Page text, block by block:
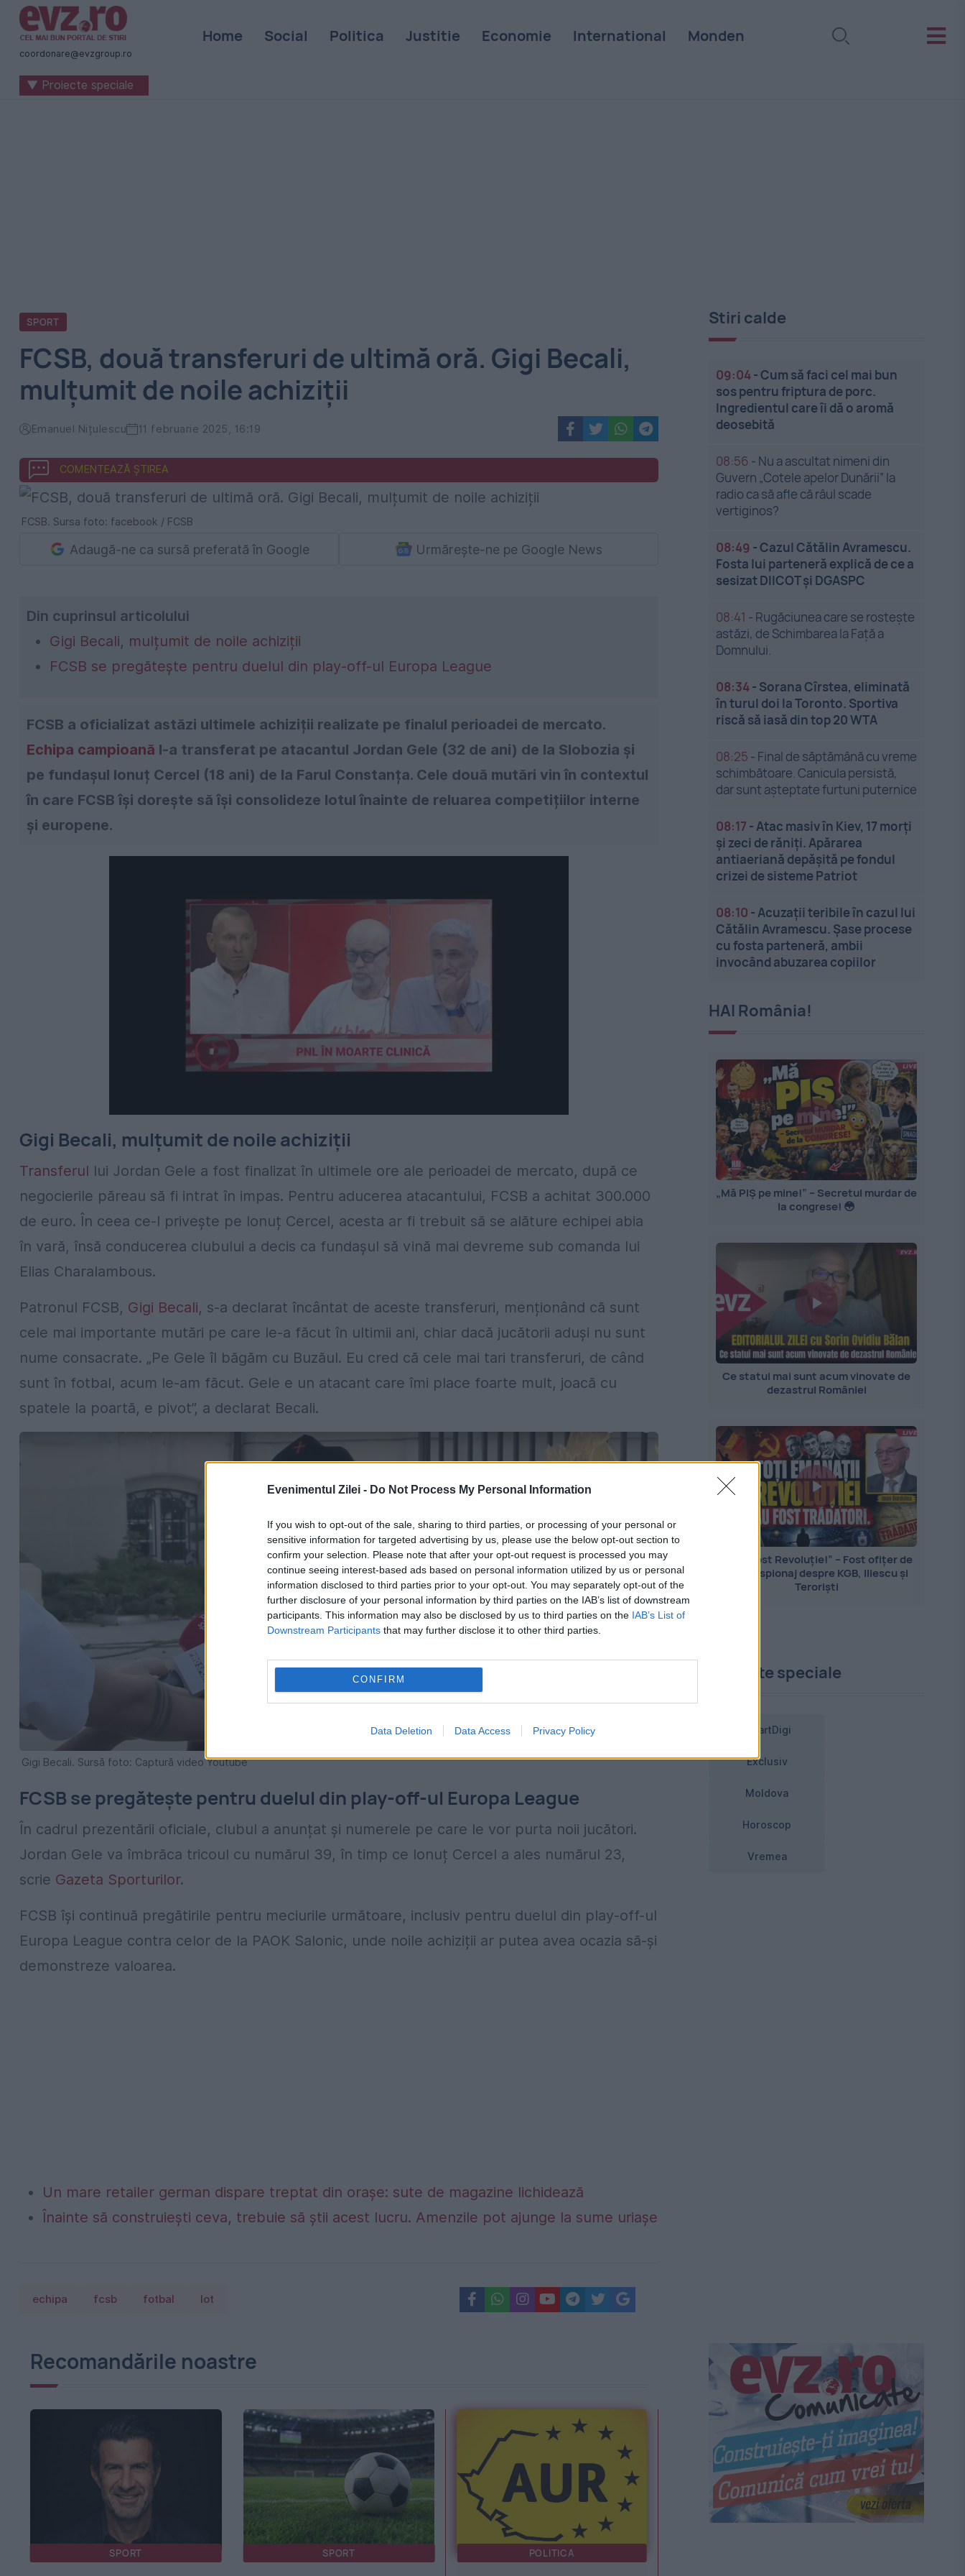
Evenimentul Zilei - Do Not Process My Personal Information
If you wish to opt-out of the sale, sharing to third parties, or processing of your personal or
sensitive information for targeted advertising by us, please use the below opt-out section to
confirm your selection. Please note that after your opt-out request is processed you may
continue seeing interest-based ads based on personal information utilized by us or personal
information disclosed to third parties prior to your opt-out. You may separately opt-out of the
further disclosure of your personal information by third parties on the IAB’s list of downstream
participants. This information may also be disclosed by us to third parties on the IAB’s List of
Downstream Participants that may further disclose it to other third parties.
CONFIRM
Data Deletion Data Access Privacy Policy
Știri
naționale
internaționale
coordonare@evzgroup.ro
Home Social Politica Justitie Economie International Monden
▼ Proiecte speciale
SPORT
FCSB, două transferuri de ultimă oră. Gigi Becali,
mulțumit de noile achiziții
Emanuel Nițulescu 11 februarie 2025, 16:19
COMENTEAZĂ ȘTIREA
FCSB. Sursa foto: facebook / FCSB
Adaugă-ne ca sursă preferată în Google Urmărește-ne pe Google News
Din cuprinsul articolului
Gigi Becali, mulțumit de noile achiziții
FCSB se pregătește pentru duelul din play-off-ul Europa League
FCSB a oficializat astăzi ultimele achiziții realizate pe finalul perioadei de mercato.
Echipa campioană l-a transferat pe atacantul Jordan Gele (32 de ani) de la Slobozia și
pe fundașul Ionuț Cercel (18 ani) de la Farul Constanța. Cele două mutări vin în contextul
în care FCSB își dorește să își consolideze lotul înainte de reluarea competițiilor interne
și europene.
Gigi Becali, mulțumit de noile achiziții
Transferul lui Jordan Gele a fost finalizat în ultimele ore ale perioadei de mercato, după ce
negocierile păreau să fi intrat în impas. Pentru aducerea atacantului, FCSB a achitat 300.000
de euro. În ceea ce-l privește pe Ionuț Cercel, acesta ar fi trebuit să se alăture echipei abia
în vară, însă conducerea clubului a decis ca fundașul să vină mai devreme sub comanda lui
Elias Charalambous.
Patronul FCSB, Gigi Becali, s-a declarat încântat de aceste transferuri, menționând că sunt
cele mai importante mutări pe care le-a făcut în ultimii ani, chiar dacă jucătorii aduși nu sunt
nume consacrate. „Pe Gele îl băgăm cu Buzăul. Eu cred că cele mai tari transferuri, de când
sunt în fotbal, acum le-am făcut. Gele e un atacant care îmi place foarte mult, joacă cu
spatele la poartă, e pivot”, a declarat Becali.
Gigi Becali. Sursă foto: Captură video Youtube
FCSB se pregătește pentru duelul din play-off-ul Europa League
În cadrul prezentării oficiale, clubul a anunțat și numerele pe care le vor purta noii jucători.
Jordan Gele va îmbrăca tricoul cu numărul 39, în timp ce Ionuț Cercel a ales numărul 23,
scrie Gazeta Sporturilor.
FCSB își continuă pregătirile pentru meciurile următoare, inclusiv pentru duelul din play-off-ul
Europa League contra celor de la PAOK Salonic, unde noile achiziții ar putea avea ocazia să-și
demonstreze valoarea.
Un mare retailer german dispare treptat din orașe: sute de magazine lichidează
Înainte să construiești ceva, trebuie să știi acest lucru. Amenzile pot ajunge la sume uriașe
echipa fcsb fotbal lot
Recomandările noastre
SPORT SPORT POLITICA
Stiri calde
09:04-Cum să faci cel mai bun
sos pentru friptura de porc.
Ingredientul care îi dă o aromă
deosebită
08:56 - Nu a ascultat nimeni din
Guvern „Cotele apelor Dunării” la
radio ca să afle că râul scade
vertiginos?
08:49 -Cazul Cătălin Avramescu.
Fosta lui parteneră explică de ce a
sesizat DIICOT și DGASPC
08:41 - Rugăciunea care se rostește
astăzi, de Schimbarea la Față a
Domnului.
08:34- Sorana Cîrstea, eliminată
în turul doi la Toronto. Sportiva
riscă să iasă din top 20 WTA
08:25 - Final de săptămână cu vreme
schimbătoare. Canicula persistă,
dar sunt așteptate furtuni puternice
08:17 -Atac masiv în Kiev, 17 morți
și zeci de răniți. Apărarea
antiaeriană depășită pe fondul
crizei de sisteme Patriot
08:10 -Acuzații teribile în cazul lui
Cătălin Avramescu. Șase procese
cu fosta parteneră, ambii
invocând abuzarea copiilor
HAI România!
„Mă PIȘ pe mine!” – Secretul murdar de
la congrese! 😳
Ce statui mai sunt acum vinovate de
dezastrul României
„Nu a fost Revoluție!” – Fost ofițer de
contraspionaj despre KGB, Iliescu și
Teroriști
Proiecte speciale
SmartDigi
Exclusiv
Moldova
Horoscop
Vremea